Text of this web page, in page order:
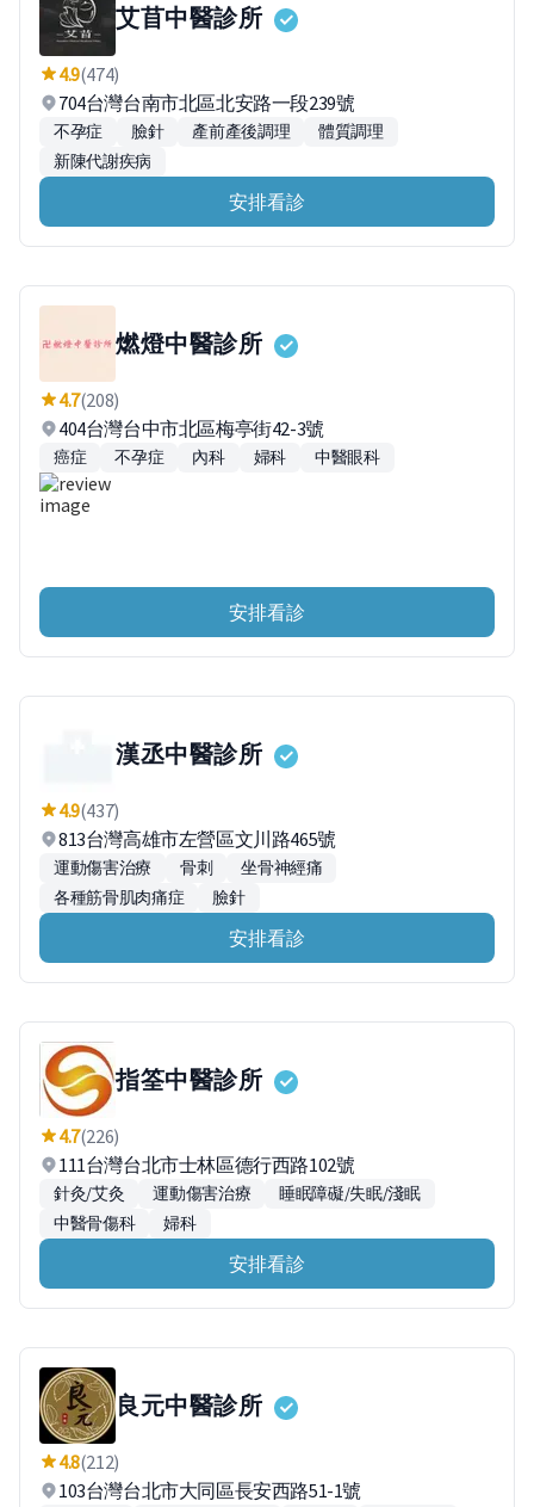
艾苜中醫診所
4.9(474)
704台灣台南市北區北安路一段239號
不孕症 臉針 產前產後調理
體質調理
新陳代謝疾病
安排看診
燃燈中醫診所
4.7(208)
404台灣台中市北區梅亭街42-3號
癌症 不孕症 內科 婦科 中醫眼科
安排看診
漢丞中醫診所
4.9(437)
813台灣高雄市左營區文川路465號
運動傷害治療 骨刺
坐骨神經痛
各種筋骨肌肉痛症
臉針
安排看診
指筌中醫診所
4.7(226)
111台灣台北市士林區德行西路102號
針灸/艾灸 運動傷害治療
睡眠障礙/失眠/淺眠
中醫骨傷科
婦科
安排看診
良元中醫診所
4.8(212)
103台灣台北市大同區長安西路51-1號